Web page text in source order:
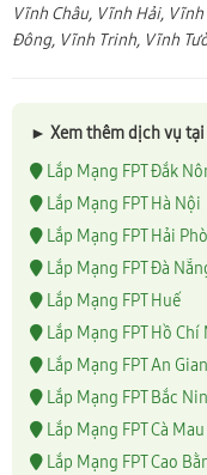
Vĩnh Châu, Vĩnh Hải,
Đông, Vĩnh Trinh, Vĩnh
► Xem thêm dịch vụ
Lắp Mạng FPT Đắk
Lắp Mạng FPT Hà Nội
Lắp Mạng FPT Hải
Lắp Mạng FPT Đà
Lắp Mạng FPT Huế
Lắp Mạng FPT Hồ Chí
Lắp Mạng FPT An
Lắp Mạng FPT Bắc
Lắp Mạng FPT Cà Mau
Lắp Mạng FPT Cao